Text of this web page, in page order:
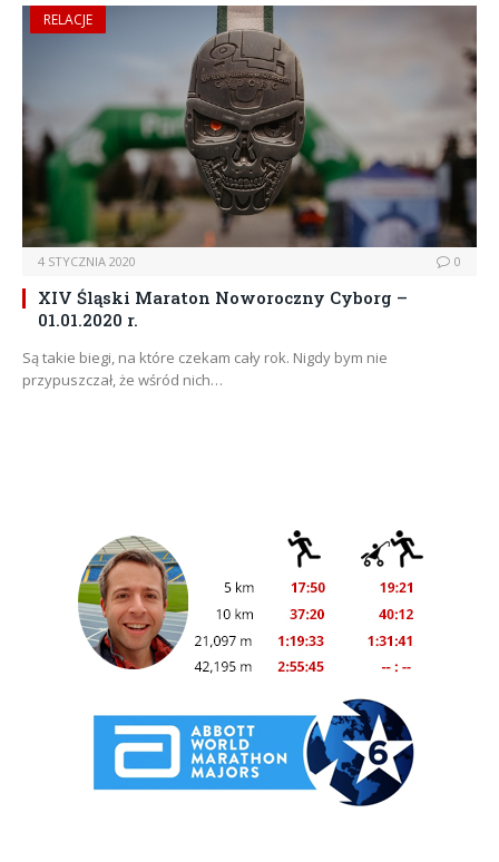
RELACJE
4 STYCZNIA 2020 0
XIV Śląski Maraton Noworoczny Cyborg –
01.01.2020 r.
Są takie biegi, na które czekam cały rok. Nigdy bym nie
przypuszczał, że wśród nich…